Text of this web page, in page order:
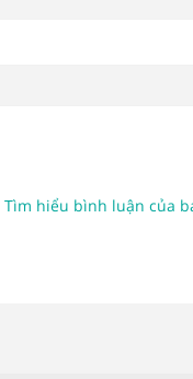
Tìm hiểu bình luận của